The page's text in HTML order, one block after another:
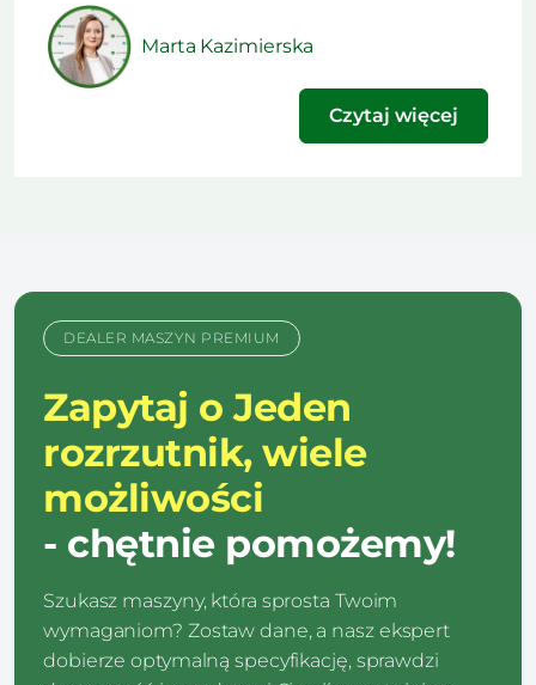
technologia ma obniżyć koszt nawożenia, czy
podnieść plon. Ten artykuł powstał na podstawie
materiału opublikowanego w najnowszym
wydaniu naszego […]
Marta Kazimierska
Czytaj więcej
DEALER MASZYN PREMIUM
Zapytaj o Jeden
rozrzutnik, wiele
możliwości
- chętnie pomożemy!
Szukasz maszyny, która sprosta Twoim
wymaganiom? Zostaw dane, a nasz ekspert
dobierze optymalną specyfikację, sprawdzi